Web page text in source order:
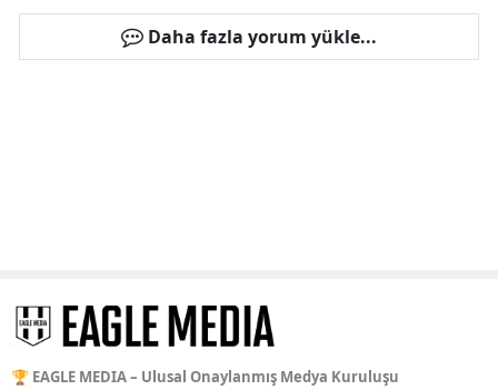
Daha fazla yorum yükle...
🏆 EAGLE MEDIA – Ulusal Onaylanmış Medya Kuruluşu